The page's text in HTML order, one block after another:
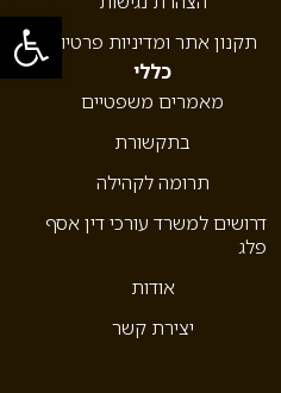
פתח תקנון אתר ומדיניות פרטיות
כללי
מאמרים משפטיים
בתקשורת
תרומה לקהילה
דרושים למשרד עורכי דין אסף
פלג
אודות
יצירת קשר